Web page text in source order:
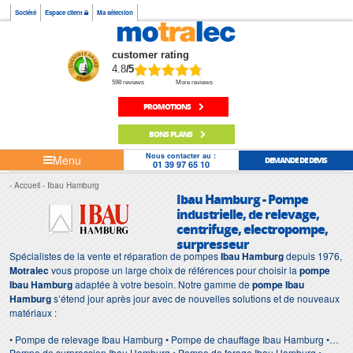
Société Espace client Ma sélection
customer rating
4.8/5
598 reviews More reviews
PROMOTIONS
BONS PLANS
Menu Nous contacter au :
01 39 97 65 10 DEMANDE DE DEVIS
Accueil Ibau Hamburg
Ibau Hamburg - Pompe
industrielle, de relevage,
centrifuge, electropompe,
surpresseur
Spécialistes de la vente et réparation de pompesIbau Hamburgdepuis 1976,
Motralecvous propose un large choix de références pour choisir la pompe
Ibau Hamburgadaptée à votre besoin. Notre gamme depompe Ibau
Hamburgs’étend jour après jour avec de nouvelles solutions et de nouveaux
matériaux :
• Pompe de relevage Ibau Hamburg • Pompe de chauffage Ibau Hamburg •